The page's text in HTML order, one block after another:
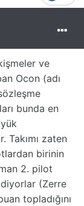
ve
Ocon (adı
bunda en
zaten
birinin
2. pilot
(Zerre
topladığını